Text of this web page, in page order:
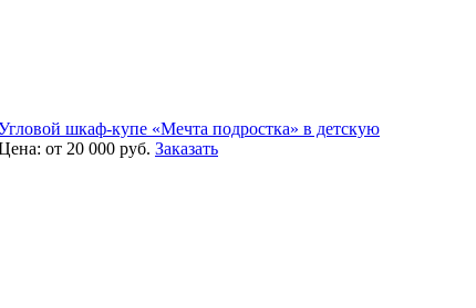
шкаф-купе «Мечта подростка» в детскую
от 20 000 руб. Заказать